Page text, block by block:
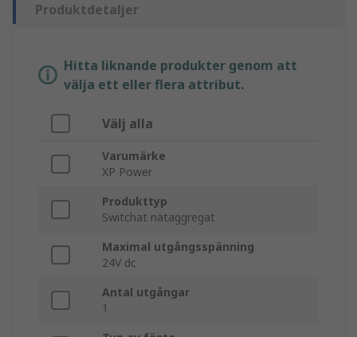
Produktdetaljer
Hitta liknande produkter genom att
välja ett eller flera attribut.
Välj alla
Varumärke
XP Power
Produkttyp
Switchat nätaggregat
Maximal utgångsspänning
24V dc
Antal utgångar
1